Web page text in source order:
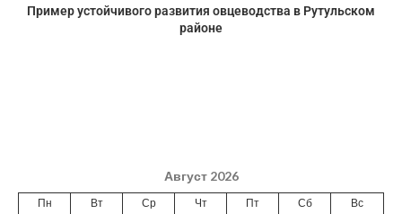
Пример устойчивого развития овцеводства в Рутульском
районе
Август 2026
Пн Вт Ср Чт Пт Сб Вс